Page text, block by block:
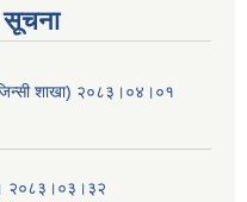
सूचना
शाखा) २०८३।०४।०१
२०८३।०३।३२